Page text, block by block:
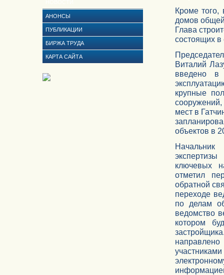
АНОНСЫ
ПУБЛИКАЦИИ
БИРЖА ТРУДА
КАРТА САЙТА
Кроме
домов
Глава
состоящих в
Виталий
введено в
крупные
мест в
объектов в
Начальник
ключевых
отметил
обратной
переходе
по делам
ведомство
котором